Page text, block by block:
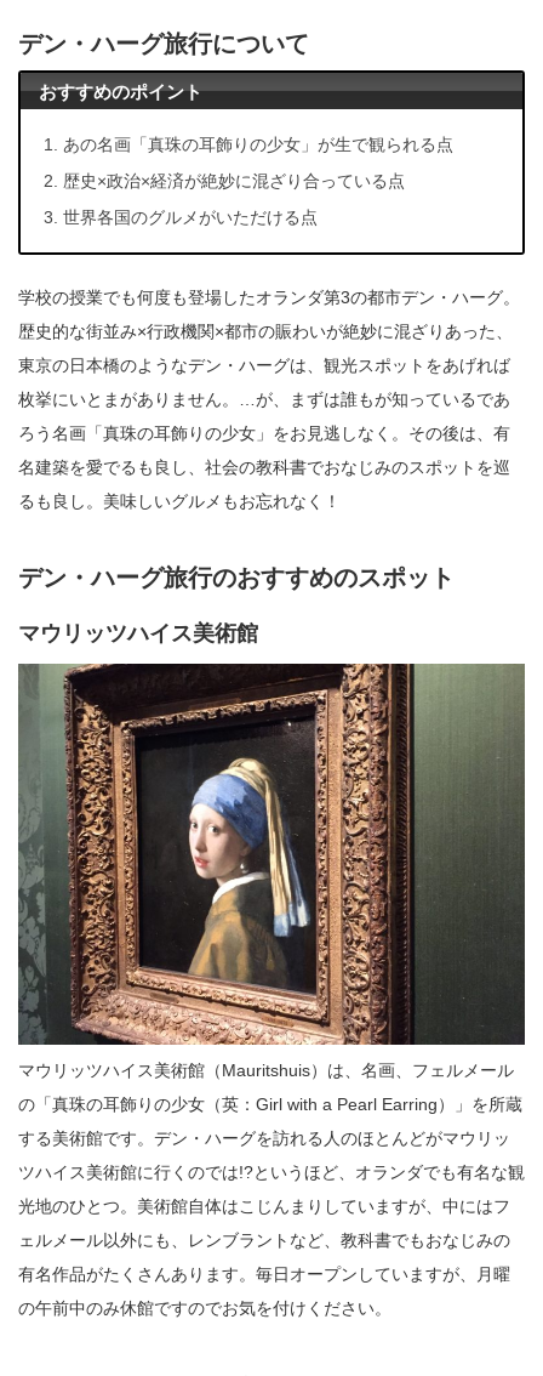
デン・ハーグ旅行について
おすすめのポイント
あの名画「真珠の耳飾りの少女」が生で観られる点
歴史×政治×経済が絶妙に混ざり合っている点
世界各国のグルメがいただける点
学校の授業でも何度も登場したオランダ第3の都市デン・ハーグ。
歴史的な街並み×行政機関×都市の賑わいが絶妙に混ざりあった、
東京の日本橋のようなデン・ハーグは、観光スポットをあげれば
枚挙にいとまがありません。…が、まずは誰もが知っているであ
ろう名画「真珠の耳飾りの少女」をお見逃しなく。その後は、有
名建築を愛でるも良し、社会の教科書でおなじみのスポットを巡
るも良し。美味しいグルメもお忘れなく！
デン・ハーグ旅行のおすすめのスポット
マウリッツハイス美術館
マウリッツハイス美術館（Mauritshuis）は、名画、フェルメール
の「真珠の耳飾りの少女（英：Girl with a Pearl Earring）」を所蔵
する美術館です。デン・ハーグを訪れる人のほとんどがマウリッ
ツハイス美術館に行くのでは!?というほど、オランダでも有名な観
光地のひとつ。美術館自体はこじんまりしていますが、中にはフ
ェルメール以外にも、レンブラントなど、教科書でもおなじみの
有名作品がたくさんあります。毎日オープンしていますが、月曜
の午前中のみ休館ですのでお気を付けください。